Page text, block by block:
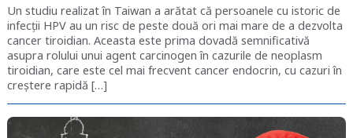
Un studiu realizat în Taiwan a arătat că persoanele cu istoric de
infecții HPV au un risc de peste două ori mai mare de a dezvolta
cancer tiroidian. Aceasta este prima dovadă semnificativă
asupra rolului unui agent carcinogen în cazurile de neoplasm
tiroidian, care este cel mai frecvent cancer endocrin, cu cazuri în
creștere rapidă […]